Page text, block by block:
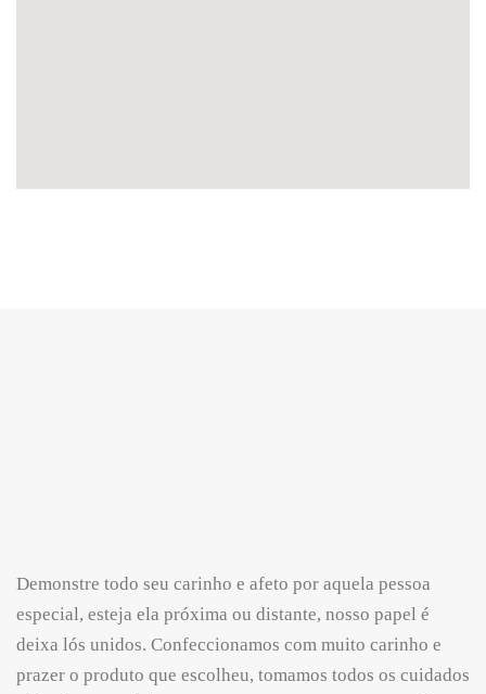
Demonstre todo seu carinho e afeto por aquela pessoa
especial, esteja ela próxima ou distante, nosso papel é
deixa lós unidos. Confeccionamos com muito carinho e
prazer o produto que escolheu, tomamos todos os cuidados